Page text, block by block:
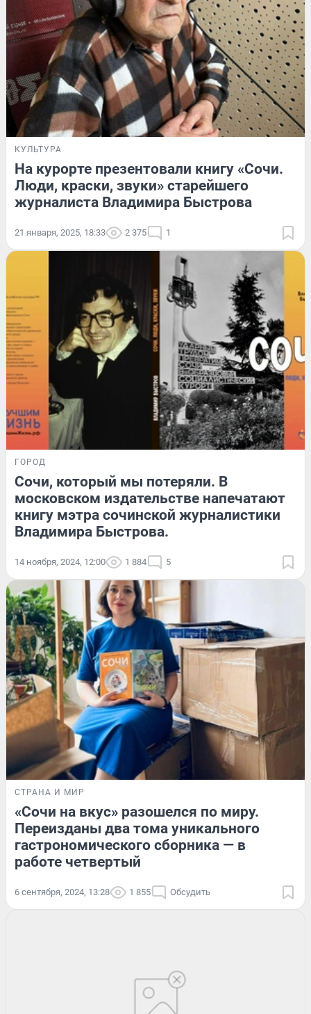
КУЛЬТУРА
На курорте презентовали книгу «Сочи.
Люди, краски, звуки» старейшего
журналиста Владимира Быстрова
21 января, 2025, 18:33 2 375 1
ГОРОД
Сочи, который мы потеряли. В
московском издательстве напечатают
книгу мэтра сочинской журналистики
Владимира Быстрова.
14 ноября, 2024, 12:00 1 884 5
СТРАНА И МИР
«Сочи на вкус» разошелся по миру.
Переизданы два тома уникального
гастрономического сборника — в
работе четвертый
6 сентября, 2024, 13:28 1 855 Обсудить